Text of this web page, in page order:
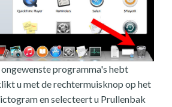
programma's hebt
u met de rechtermuisknop op het
en selecteert u Prullenbak